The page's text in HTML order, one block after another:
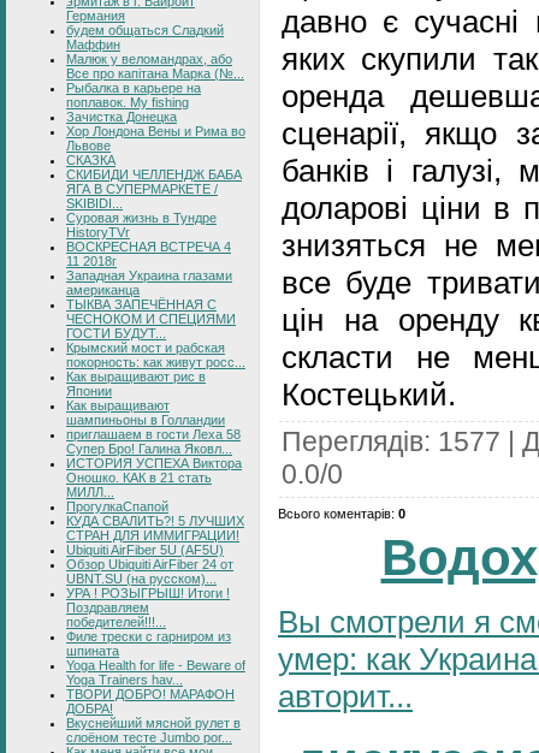
Германия
будем общаться Сладкий
Маффин
Малюк у веломандрах, або
Все про капітана Марка (№...
Рыбалка в карьере на
поплавок. My fishing
Зачистка Донецка
Хор Лондона Вены и Рима во
Львове
СКАЗКА
СКИБИДИ ЧЕЛЛЕНДЖ БАБА
ЯГА В СУПЕРМАРКЕТЕ /
SKIBIDI...
Суровая жизнь в Тундре
HistoryTVr
ВОСКРЕСНАЯ ВСТРЕЧА 4
11 2018г
Западная Украина глазами
американца
ТЫКВА ЗАПЕЧЁННАЯ С
ЧЕСНОКОМ И СПЕЦИЯМИ
ГОСТИ БУДУТ...
Крымский мост и рабская
покорность: как живут росс...
Как выращивают рис в
Японии
Как выращивают
шампиньоны в Голландии
приглашаем в гости Леха 58
Супер Бро! Галина Яковл...
ИСТОРИЯ УСПЕХА Виктора
Оношко. КАК в 21 стать
МИЛЛ...
ПрогулкаСпапой
КУДА СВАЛИТЬ?! 5 ЛУЧШИХ
СТРАН ДЛЯ ИММИГРАЦИИ!
Ubiquiti AirFiber 5U (AF5U)
Обзор Ubiquiti AirFiber 24 от
UBNT.SU (на русском)...
УРА ! РОЗЫГРЫШ! Итоги !
Поздравляем
победителей!!!...
Филе трески с гарниром из
шпината
Yoga Health for life - Beware of
Yoga Trainers hav...
ТВОРИ ДОБРО! МАРАФОН
ДОБРА!
Вкуснейший мясной рулет в
слоёном тесте Jumbo por...
давно є сучасні
яких скупили
оренда
сценарії, якщо
банків і
доларові ціни в
знизяться не
все буде
цін на оренду
скласти не
Костецький.
Переглядів: 1577 |
0.0/0
Всього коментарів: 0
Вы смотрели я
умер: как
авторит...